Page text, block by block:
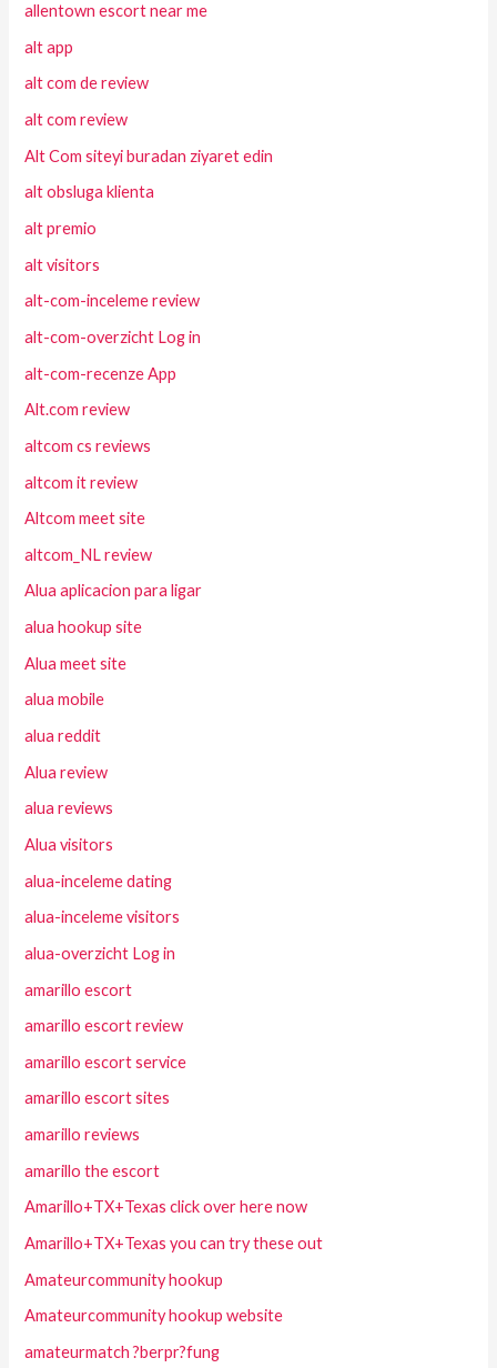
allentown escort near me
alt app
alt com de review
alt com review
Alt Com siteyi buradan ziyaret edin
alt obsluga klienta
alt premio
alt visitors
alt-com-inceleme review
alt-com-overzicht Log in
alt-com-recenze App
Alt.com review
altcom cs reviews
altcom it review
Altcom meet site
altcom_NL review
Alua aplicacion para ligar
alua hookup site
Alua meet site
alua mobile
alua reddit
Alua review
alua reviews
Alua visitors
alua-inceleme dating
alua-inceleme visitors
alua-overzicht Log in
amarillo escort
amarillo escort review
amarillo escort service
amarillo escort sites
amarillo reviews
amarillo the escort
Amarillo+TX+Texas click over here now
Amarillo+TX+Texas you can try these out
Amateurcommunity hookup
Amateurcommunity hookup website
amateurmatch ?berpr?fung